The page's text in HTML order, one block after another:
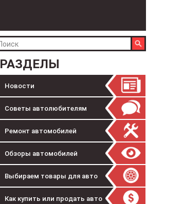
РАЗДЕЛЫ
Новости
Советы автолюбителям
Ремонт автомобилей
Обзоры автомобилей
Выбираем товары для авто
Как купить или продать авто